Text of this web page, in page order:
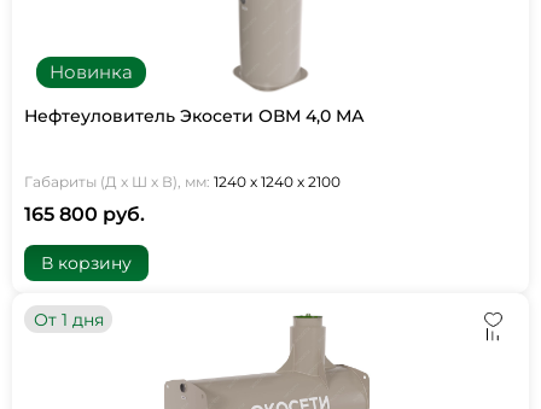
Новинка
Нефтеуловитель Экосети ОВМ 4,0 МА
Габариты (Д х Ш х В), мм: 1240 х 1240 х 2100
165 800 руб.
В корзину
От 1 дня